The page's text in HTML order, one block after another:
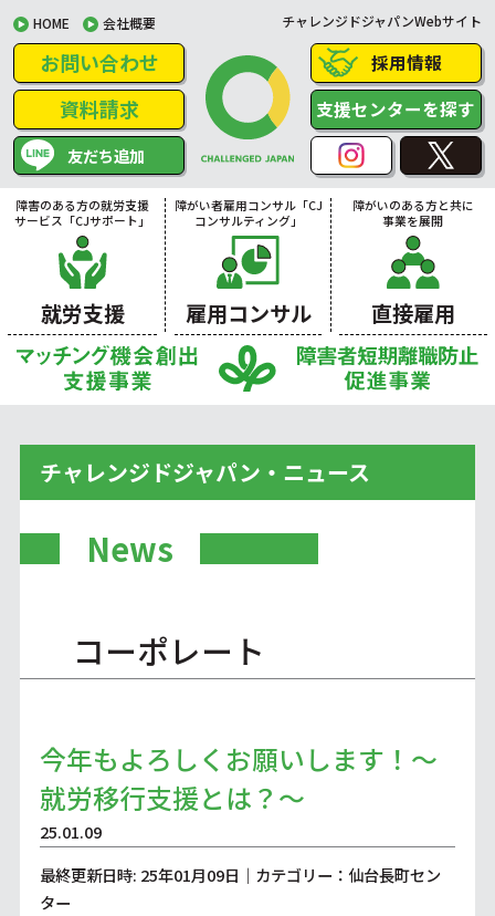
HOME 会社概要 チャレンジドジャパンWebサイト
お問い合わせ
資料請求
友だち追加
採用情報
支援センターを探す
障害のある方の就労支援
サービス「CJサポート」
就労支援
障がい者雇用コンサル「CJ
コンサルティング」
雇用コンサル
障がいのある方と共に
事業を展開
直接雇用
チャレンジドジャパン・ニュース
News
コーポレート
今年もよろしくお願いします！～
就労移行支援とは？～
25.01.09
最終更新日時: 25年01月09日｜カテゴリー：仙台長町セン
ター